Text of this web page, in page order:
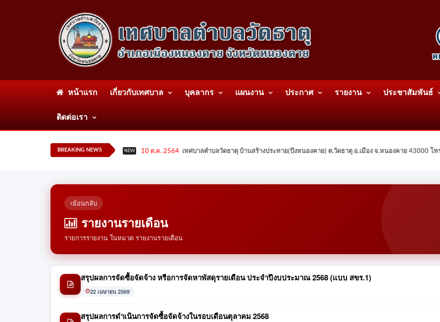
หน้าแรก เกี่ยวกับเทศบาล บุคลากร แผนงาน ประกาศ รายงาน ประชาสัมพันธ์
ติดต่อเรา
BREAKING NEWS NEW 10 ต.ค. 2564 เทศบาลตำบลวัดธาตุ บ้านสร้างประทาย(บึงหนองคาย) ต.วัดธาตุ อ.เมือง จ.หนองคาย 43000 โ
ย้อนกลับ
รายงานรายเดือน
รายการรายงาน ในหมวด รายงานรายเดือน
สรุปผลการจัดซื้อจัดจ้าง หรือการจัดหาพัสดุรายเดือน ประจำปีงบประมาณ 2568 (แบบ สขร.1)
22 เมษายน 2569
สรุปผลการดำเนินการจัดซื้อจัดจ้างในรอบเดือนตุลาคม 2568